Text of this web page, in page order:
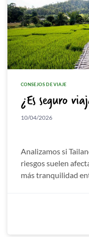
CONSEJOS DE VIAJE
¿Es seguro
10/04/2026
Analizamos si
riesgos suelen
más tranquilidad